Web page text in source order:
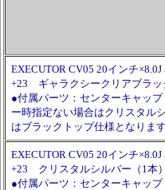
EXECUTOR CV05 20インチ
+23 ギャラクシークリアブラッ
●付属パーツ：センターキャッ
ー時指定ない場合はクリスタル
はブラックトップ仕様となり
EXECUTOR CV05 20インチ
+23 クリスタルシルバー（1本）
●付属パーツ：センターキャッ